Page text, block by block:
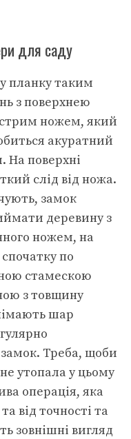
для саду
планку таким
з поверхнею
ножем, який
акуратний
На поверхні
слід від ножа.
замок
деревину з
ножем, на
по
стамескою
з товщину
шар
Треба, щоби
утопала у цьому
операція, яка
від точності та
зовнішні вигляд